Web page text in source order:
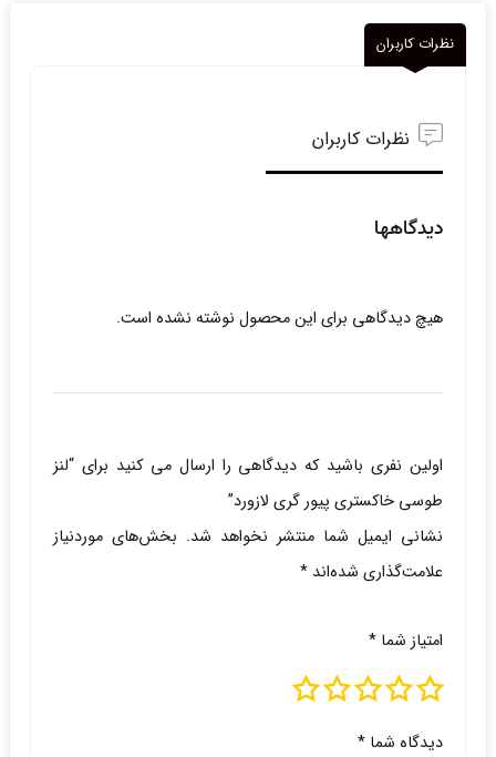
نظرات کاربران
نظرات کاربران
دیدگاهها
هیچ دیدگاهی برای این محصول نوشته نشده است.
اولین نفری باشید که دیدگاهی را ارسال می کنید برای “لنز
طوسی خاکستری پیور گری لازورد”
نشانی ایمیل شما منتشر نخواهد شد. بخش‌های موردنیاز
علامت‌گذاری شده‌اند *
امتیاز شما *
دیدگاه شما *